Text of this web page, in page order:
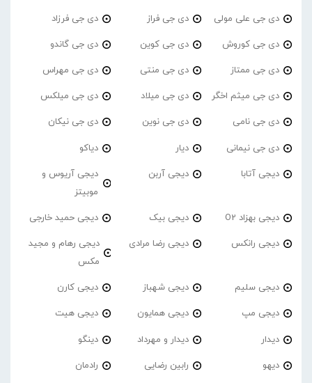
دی جی علی مولی دی جی فراز دی جی فرزاد
دی جی کوروش دی جی کوین دی جی گاندو
دی جی ممتاز دی جی منتی دی جی مهراس
دی جی میثم اخگر دی جی میلاد دی جی میلکس
دی جی نامی دی جی نوین دی جی نیکان
دی جی نیمانی دیار دیاکو
دیجی آتابا دیجی آربن
دیجی آریوس و
موبیتز
دیجی بهزاد O2 دیجی بیک دیجی حمید خارجی
دیجی رانکس دیجی رضا مرادی
دیجی رهام و مجید
مکس
دیجی سلیم دیجی شهباز دیجی کارن
دیجی مپ دیجی همایون دیجی هیت
دیدار دیدار و مهرداد دینگو
دیهو رابین رضایی رادمان